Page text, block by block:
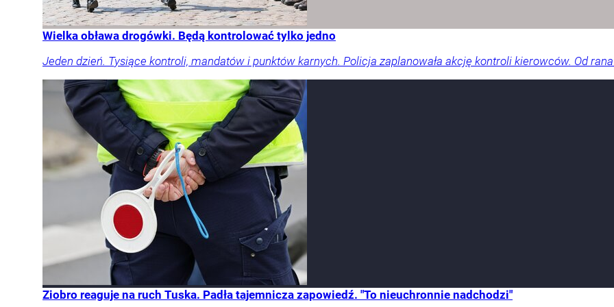
Wielka obława drogówki. Będą kontrolować tylko jedno
Jeden dzień. Tysiące kontroli, mandatów i punktów karnych. Policja zaplanowała akcję kontroli kierowców. Od
Ziobro reaguje na ruch Tuska. Padła tajemnicza zapowiedź. "To nieuchronnie nadchodzi"